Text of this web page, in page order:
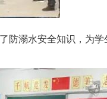
防溺水安全知识，为